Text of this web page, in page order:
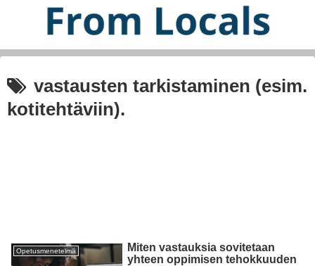
vastausten tarkistaminen (esim.
kotitehtäviin).
Opetusmenetelmä
Miten vastauksia sovitetaan
yhteen oppimisen tehokkuuden